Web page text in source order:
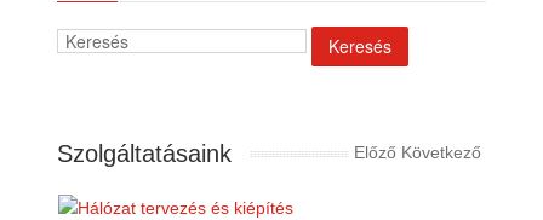
Szolgáltatásaink Előző Következő